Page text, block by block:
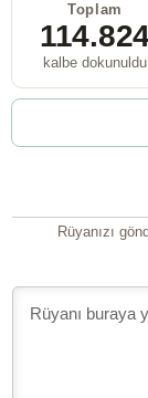
Toplam
kalbe dokunuldu
Rüyanızı